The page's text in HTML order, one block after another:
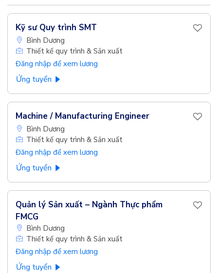
Kỹ sư Quy trình SMT
Bình Dương
Thiết kế quy trình & Sản xuất
Đăng nhập để xem lương
Ứng tuyển
Machine / Manufacturing Engineer
Bình Dương
Thiết kế quy trình & Sản xuất
Đăng nhập để xem lương
Ứng tuyển
Quản lý Sản xuất – Ngành Thực phẩm
FMCG
Bình Dương
Thiết kế quy trình & Sản xuất
Đăng nhập để xem lương
Ứng tuyển